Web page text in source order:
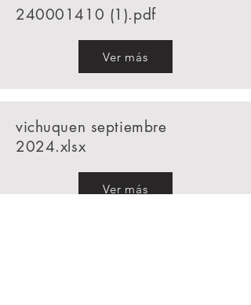
240001410 (1).pdf
Ver más
vichuquen septiembre
2024.xlsx
Ver más